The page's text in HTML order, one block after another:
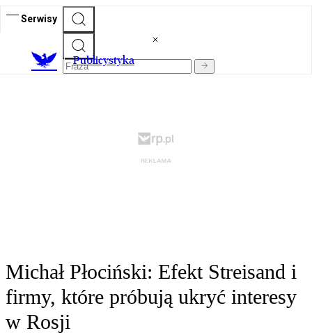
Serwisy
Publicystyka
Michał Płociński: Efekt Streisand i
firmy, które próbują ukryć interesy
w Rosji